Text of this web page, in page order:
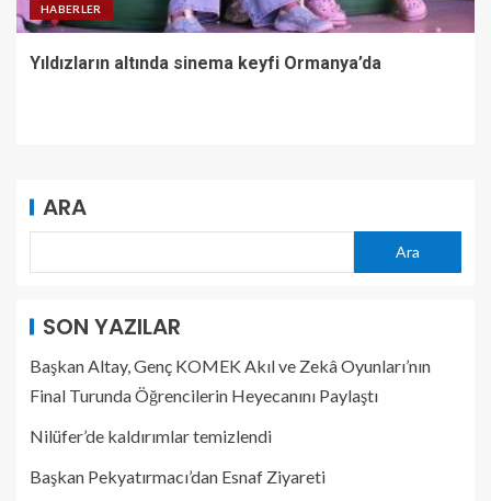
HABERLER
Yıldızların altında sinema keyfi Ormanya’da
ARA
Ara
SON YAZILAR
Başkan Altay, Genç KOMEK Akıl ve Zekâ Oyunları’nın
Final Turunda Öğrencilerin Heyecanını Paylaştı
Nilüfer’de kaldırımlar temizlendi
Başkan Pekyatırmacı’dan Esnaf Ziyareti